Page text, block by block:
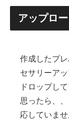
アップロ
作成したプ
セサリーア
ドロップし
思ったら、
応していま